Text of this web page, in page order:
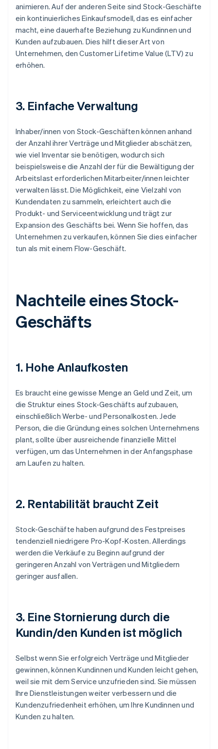
animieren. Auf der anderen Seite sind Stock-Geschäfte
ein kontinuierliches Einkaufsmodell, das es einfacher
macht, eine dauerhafte Beziehung zu Kundinnen und
Kunden aufzubauen. Dies hilft dieser Art von
Unternehmen, den Customer Lifetime Value (LTV) zu
erhöhen.
3. Einfache Verwaltung
Inhaber/innen von Stock-Geschäften können anhand
der Anzahl ihrer Verträge und Mitglieder abschätzen,
wie viel Inventar sie benötigen, wodurch sich
beispielsweise die Anzahl der für die Bewältigung der
Arbeitslast erforderlichen Mitarbeiter/innen leichter
verwalten lässt. Die Möglichkeit, eine Vielzahl von
Kundendaten zu sammeln, erleichtert auch die
Produkt- und Serviceentwicklung und trägt zur
Expansion des Geschäfts bei. Wenn Sie hoffen, das
Unternehmen zu verkaufen, können Sie dies einfacher
tun als mit einem Flow-Geschäft.
Nachteile eines Stock-
Geschäfts
1. Hohe Anlaufkosten
Es braucht eine gewisse Menge an Geld und Zeit, um
die Struktur eines Stock-Geschäfts aufzubauen,
einschließlich Werbe- und Personalkosten. Jede
Person, die die Gründung eines solchen Unternehmens
plant, sollte über ausreichende finanzielle Mittel
verfügen, um das Unternehmen in der Anfangsphase
am Laufen zu halten.
2. Rentabilität braucht Zeit
Stock-Geschäfte haben aufgrund des Festpreises
tendenziell niedrigere Pro-Kopf-Kosten. Allerdings
werden die Verkäufe zu Beginn aufgrund der
geringeren Anzahl von Verträgen und Mitgliedern
geringer ausfallen.
3. Eine Stornierung durch die
Kundin/den Kunden ist möglich
Selbst wenn Sie erfolgreich Verträge und Mitglieder
gewinnen, können Kundinnen und Kunden leicht gehen,
weil sie mit dem Service unzufrieden sind. Sie müssen
Ihre Dienstleistungen weiter verbessern und die
Kundenzufriedenheit erhöhen, um Ihre Kundinnen und
Kunden zu halten.